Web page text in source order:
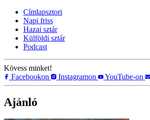
Címlapsztori
Napi friss
Hazai sztár
Külföldi sztár
Podcast
Kövess minket!
Facebookon
Instagramon YouTube-on
Ajánló